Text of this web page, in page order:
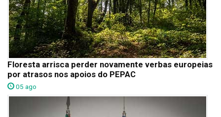
Floresta arrisca perder novamente verbas europeias
por atrasos nos apoios do PEPAC
05 ago